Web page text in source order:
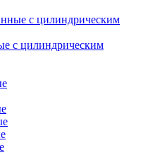
с цилиндрическим
с цилиндрическим